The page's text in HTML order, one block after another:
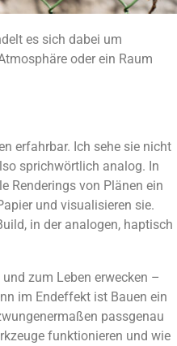
es sich dabei um
oder ein Raum
erfahrbar. Ich sehe sie nicht
sprichwörtlich analog. In
Renderings von Plänen ein
und visualisieren sie.
in der analogen, haptisch
zum Leben erwecken –
im Endeffekt ist Bauen ein
passgenau
funktionieren und wie